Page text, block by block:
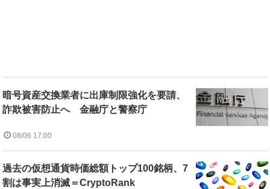
暗号資産交換業者に出庫制限強化を要請、
詐欺被害防止へ 金融庁と警察庁
08/06 17:00
過去の仮想通貨時価総額トップ100銘柄、7
割は事実上消滅＝CryptoRank